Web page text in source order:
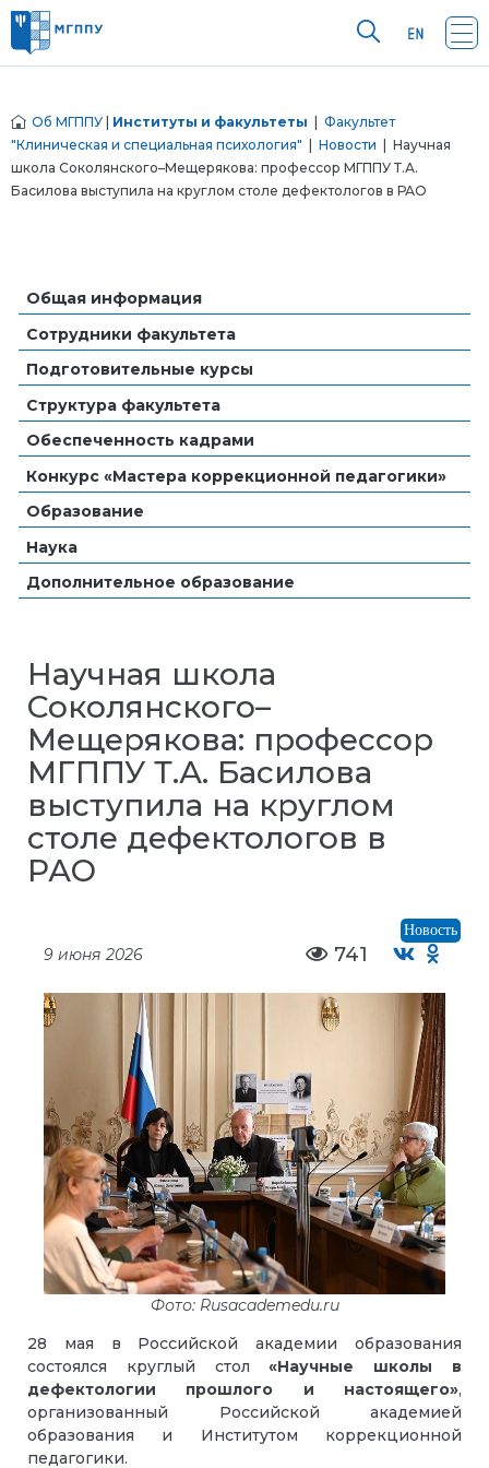
Об МГППУ Институты и факультеты
Факультет
"Клиническая и специальная психология"
Новости | Научная
школа Соколянского–Мещерякова: профессор МГППУ Т.А.
Басилова выступила на круглом столе дефектологов в РАО
Общая информация
Сотрудники факультета
Подготовительные курсы
Структура факультета
Обеспеченность кадрами
Конкурс «Мастера коррекционной педагогики»
Образование
Наука
Дополнительное образование
Научная школа
Соколянского–
Мещерякова: профессор
МГППУ Т.А. Басилова
выступила на круглом
столе дефектологов в
РАО
Новость
9 июня 2026 741
Фото: Rusacademedu.ru
28 мая в Российской академии образования
состоялся круглый стол«Научные школы в
дефектологии прошлого и настоящего»,
организованный Российской академией
образования и Институтом коррекционной
педагогики.